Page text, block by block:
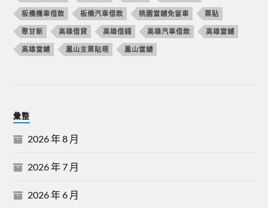
板橋機車借款 板橋汽車借款 桃園當舖免留車 票貼
聚甘新 高雄借貸 高雄借錢 高雄汽車借款 高雄當舖
高雄當鋪 鳳山支票貼現 鳳山當舖
彙整
2026 年 8 月
2026 年 7 月
2026 年 6 月